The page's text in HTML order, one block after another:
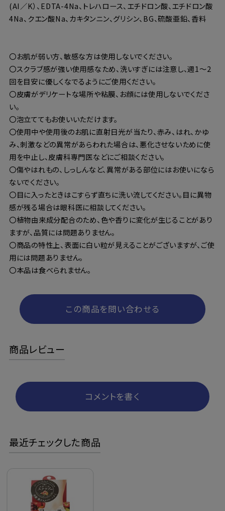
(AI／K）、EDTA-4Na、トレハロース、エチドロン酸、エチドロン酸
4Na、クエン酸Na、カキタンニン、グリシン、BG、硫酸亜鉛、香料
〇お肌が弱い方、敏感な方は使用しないでください。
〇スクラブ感が強い使用感なため、洗いすぎには注意し、週1～2
回を目安に優しくなでるようにご使用ください。
〇皮膚がデリケートな場所や粘膜、お顔には使用しないでくださ
い。
〇泡立ててもお使いいただけます。
〇使用中や使用後のお肌に直射日光が当たり、赤み、はれ、かゆ
み、刺激などの異常があらわれた場合は、悪化させないために使
用を中止し、皮膚科専門医などにご相談ください。
〇傷やはれもの、しっしんなど、異常がある部位にはお使いになら
ないでください。
〇目に入ったときはこすらず直ちに洗い流してください。目に異物
感が残る場合は眼科医に相談してください。
〇植物由来成分配合のため、色や香りに変化が生じることがあり
ますが、品質には問題ありません。
〇商品の特性上、表面に白い粒が見えることがございますが、ご使
用には問題ありません。
〇本品は食べられません。
この商品を問い合わせる
商品レビュー
コメントを書く
最近チェックした商品